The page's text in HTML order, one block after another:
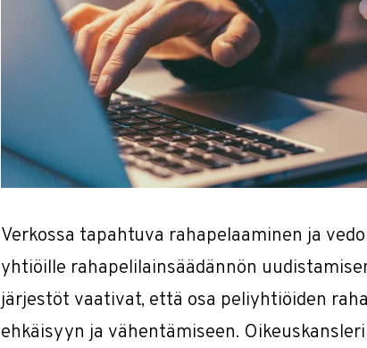
Verkossa tapahtuva rahapelaaminen ja
yhtiöille rahapelilainsäädännön
järjestöt vaativat, että osa peliyhtiöiden
ehkäisyyn ja vähentämiseen.